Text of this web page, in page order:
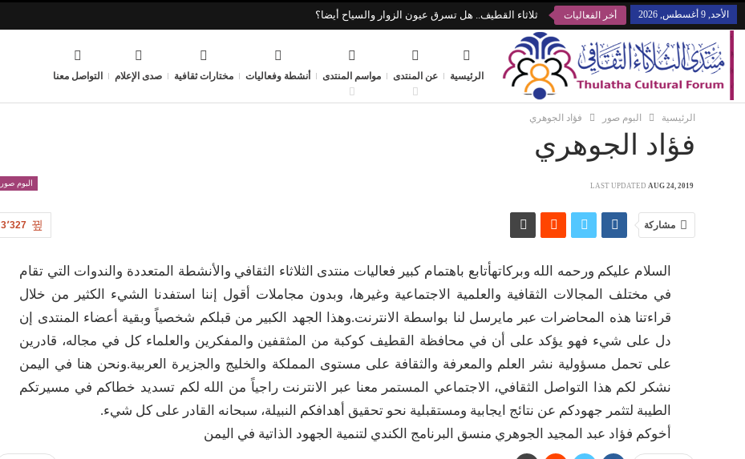
الأحد, 9 أغسطس, 2026 أخر الفعاليات ثلاثاء القطيف.. هل تسرق عيون الزوار والسياح أيضا؟
الرئيسية عن المنتدى مواسم المنتدى أنشطة وفعاليات مختارات ثقافية صدى الإعلام التواصل معنا
الرئيسية البوم صور فؤاد الجوهري
فؤاد الجوهري
البوم صور LAST UPDATED AUG 24, 2019
3٬327 مشاركة
السلام عليكم ورحمه الله وبركاتهأتابع باهتمام كبير فعاليات منتدى الثلاثاء الثقافي والأنشطة المتعددة والندوات التي تقام
في مختلف المجالات الثقافية والعلمية الاجتماعية وغيرها، وبدون مجاملات أقول إننا استفدنا الشيء الكثير من خلال
قراءتنا هذه المحاضرات عبر مايرسل لنا بواسطة الانترنت.وهذا الجهد الكبير من قبلكم شخصياً وبقية أعضاء المنتدى إن
دل على شيء فهو يؤكد على أن في محافظة القطيف كوكبة من المثقفين والمفكرين والعلماء كل في مجاله، قادرين
على تحمل مسؤولية نشر العلم والمعرفة والثقافة على مستوى المملكة والخليج والجزيرة العربية.ونحن هنا في اليمن
نشكر لكم هذا التواصل الثقافي، الاجتماعي المستمر معنا عبر الانترنت راجياً من الله لكم تسديد خطاكم في مسيرتكم
الطيبة لتثمر جهودكم عن نتائج ايجابية ومستقبلية نحو تحقيق أهدافكم النبيلة، سبحانه القادر على كل شيء.
أخوكم فؤاد عبد المجيد الجوهري منسق البرنامج الكندي لتنمية الجهود الذاتية في اليمن